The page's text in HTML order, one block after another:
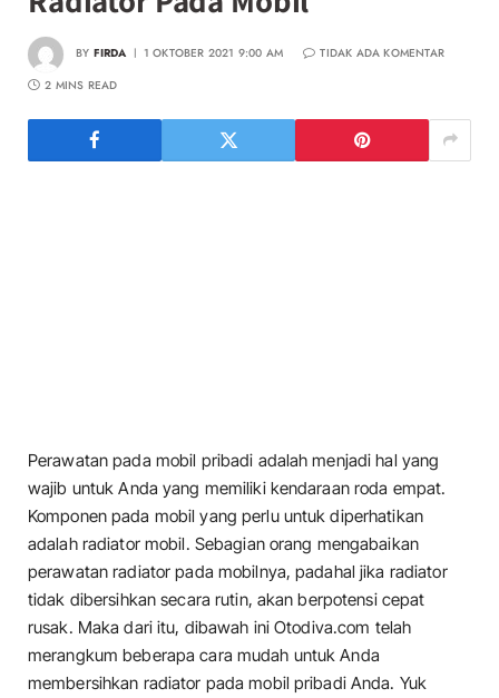
BY FIRDA 1 OKTOBER 2021 9:00 AM
TIDAK ADA KOMENTAR
2 MINS READ
Perawatan pada mobil pribadi adalah menjadi hal yang
wajib untuk Anda yang memiliki kendaraan roda empat.
Komponen pada mobil yang perlu untuk diperhatikan
adalah radiator mobil. Sebagian orang mengabaikan
perawatan radiator pada mobilnya, padahal jika radiator
tidak dibersihkan secara rutin, akan berpotensi cepat
rusak. Maka dari itu, dibawah ini Otodiva.com telah
merangkum beberapa cara mudah untuk Anda
membersihkan radiator pada mobil pribadi Anda. Yuk